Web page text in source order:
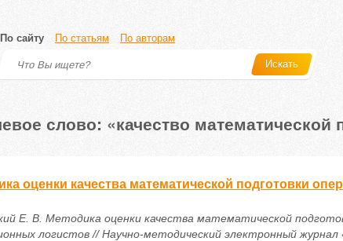
По сайту По статьям По авторам
Искать
слово: «качество математической
оценки качества математической подготовки
Е. В. Методика оценки качества математической
логистов // Научно-методический электронный журнал